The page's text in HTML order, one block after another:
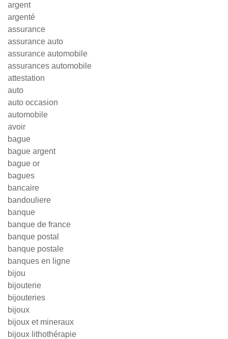
argent
argenté
assurance
assurance auto
assurance automobile
assurances automobile
attestation
auto
auto occasion
automobile
avoir
bague
bague argent
bague or
bagues
bancaire
bandouliere
banque
banque de france
banque postal
banque postale
banques en ligne
bijou
bijouterie
bijouteries
bijoux
bijoux et mineraux
bijoux lithothérapie